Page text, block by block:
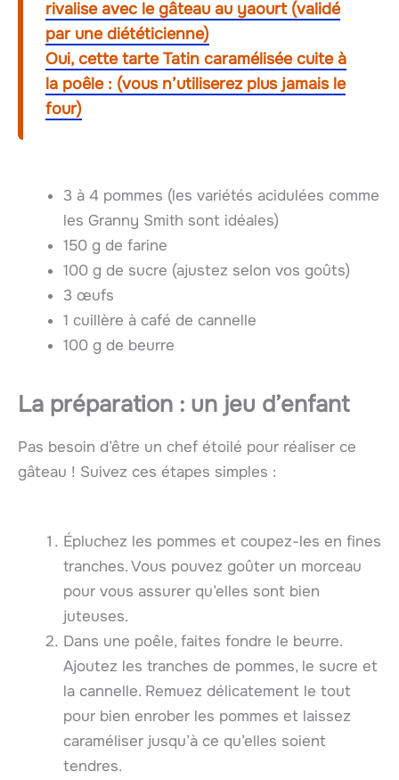
rivalise avec le gâteau au yaourt (validé
par une diététicienne)
Oui, cette tarte Tatin caramélisée cuite à
la poêle : (vous n’utiliserez plus jamais le
four)
3 à 4 pommes (les variétés acidulées comme
les Granny Smith sont idéales)
150 g de farine
100 g de sucre (ajustez selon vos goûts)
3 œufs
1 cuillère à café de cannelle
100 g de beurre
La préparation : un jeu d’enfant
Pas besoin d’être un chef étoilé pour réaliser ce
gâteau ! Suivez ces étapes simples :
Épluchez les pommes et coupez-les en fines
tranches. Vous pouvez goûter un morceau
pour vous assurer qu’elles sont bien
juteuses.
Dans une poêle, faites fondre le beurre.
Ajoutez les tranches de pommes, le sucre et
la cannelle. Remuez délicatement le tout
pour bien enrober les pommes et laissez
caraméliser jusqu’à ce qu’elles soient
tendres.